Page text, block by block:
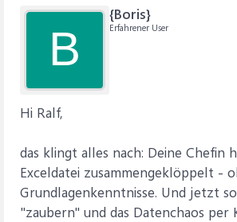
B
{Boris}
Erfahrener User
Hi Ralf,
das klingt alles nach: Deine Chefin
Exceldatei zusammengeklöppelt -
Grundlagenkenntnisse. Und jetzt
"zaubern" und das Datenchaos per